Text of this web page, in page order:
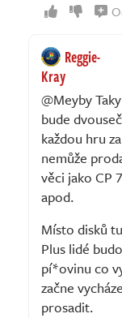
Reggie-
Kray
@Meyby
bude
každou hru
nemůže
věci jako CP
apod.
Místo disků
Plus lidé
pí*ovinu co
začne
prosadit.